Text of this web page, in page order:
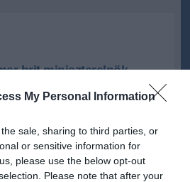
My Personal Information
sale, sharing to third parties, or
or sensitive information for
please use the below opt-out
Please note that after your
brit miniszterelnök
+-